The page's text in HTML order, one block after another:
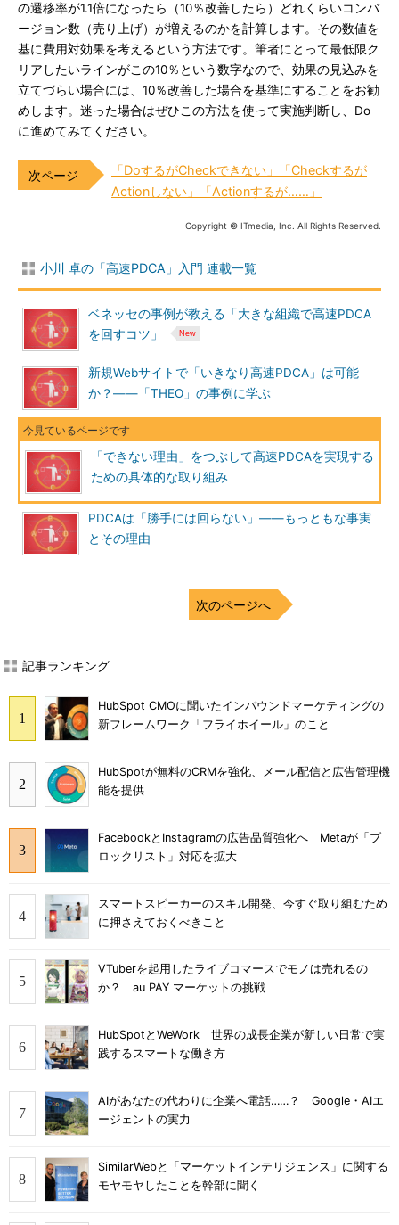
の遷移率が1.1倍になったら（10％改善したら）どれくらいコンバ
ージョン数（売り上げ）が増えるのかを計算します。その数値を
基に費用対効果を考えるという方法です。筆者にとって最低限ク
リアしたいラインがこの10％という数字なので、効果の見込みを
立てづらい場合には、10％改善した場合を基準にすることをお勧
めします。迷った場合はぜひこの方法を使って実施判断し、Do
に進めてみてください。
「DoするがCheckできない」「Checkするが
Actionしない」「Actionするが……」
Copyright © ITmedia, Inc. All Rights Reserved.
小川 卓の「高速PDCA」入門 連載一覧
ベネッセの事例が教える「大きな組織で高速PDCA
を回すコツ」
新規Webサイトで「いきなり高速PDCA」は可能
か？――「THEO」の事例に学ぶ
「できない理由」をつぶして高速PDCAを実現する
ための具体的な取り組み
PDCAは「勝手には回らない」――もっともな事実
とその理由
次のページへ
記事ランキング
HubSpot CMOに聞いたインバウンドマーケティングの
新フレームワーク「フライホイール」のこと
HubSpotが無料のCRMを強化、メール配信と広告管理機
能を提供
FacebookとInstagramの広告品質強化へ Metaが「ブ
ロックリスト」対応を拡大
スマートスピーカーのスキル開発、今すぐ取り組むため
に押さえておくべきこと
VTuberを起用したライブコマースでモノは売れるの
か？ au PAY マーケットの挑戦
HubSpotとWeWork 世界の成長企業が新しい日常で実
践するスマートな働き方
AIがあなたの代わりに企業へ電話……？ Google・AIエ
ージェントの実力
SimilarWebと「マーケットインテリジェンス」に関する
モヤモヤしたことを幹部に聞く